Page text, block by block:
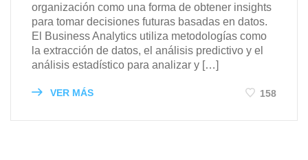
organización como una forma de obtener insights
para tomar decisiones futuras basadas en datos.
El Business Analytics utiliza metodologías como
la extracción de datos, el análisis predictivo y el
análisis estadístico para analizar y […]
VER MÁS 158